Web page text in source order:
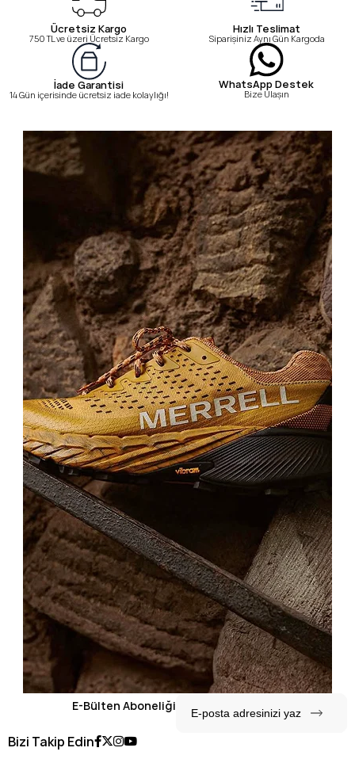
Ücretsiz Kargo
750 TL ve üzeri Ücretsiz Kargo
Hızlı Teslimat
Siparişiniz Aynı Gün Kargoda
İade Garantisi
14 Gün içerisinde ücretsiz iade kolaylığı!
WhatsApp Destek
Bize Ulaşın
E-Bülten Aboneliği
Bizi Takip Edin